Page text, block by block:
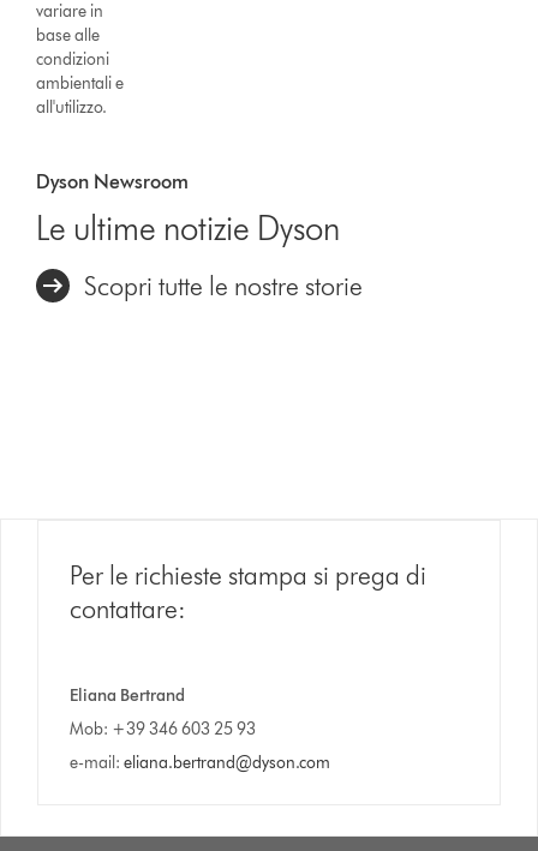
variare in
base alle
condizioni
ambientali e
all'utilizzo.
Dyson Newsroom
Le ultime notizie Dyson
Scopri tutte le nostre storie
Per le richieste stampa si prega di
contattare:
Eliana Bertrand
Mob: +39 346 603 25 93
e-mail: eliana.bertrand@dyson.com